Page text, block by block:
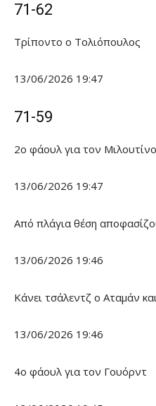
71-62
Τρίποντο ο Τολιόπουλος
13/06/2026 19:47
71-59
2ο φάουλ για τον
13/06/2026 19:47
Από πλάγια θέση
13/06/2026 19:46
Κάνει τσάλεντζ ο Αταμάν
13/06/2026 19:46
4ο φάουλ για τον Γουόρντ